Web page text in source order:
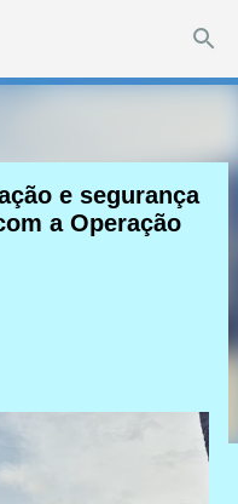
principal
e segurança
a Operação